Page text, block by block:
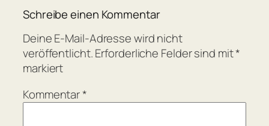
Schreibe einen Kommentar
Deine E-Mail-Adresse wird nicht
veröffentlicht.Erforderliche Felder sind mit*
markiert
Kommentar*